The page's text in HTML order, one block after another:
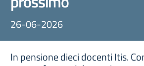
26-06-2026
In pensione dieci docenti Itis.